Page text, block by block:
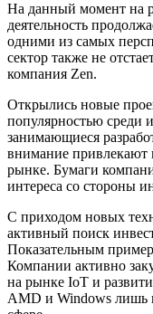
На данный момент на
деятельность
одними из самых
сектор также не
компания Zen.
Открылись новые
популярностью среди
занимающиеся
внимание привлекают
рынке. Бумаги
интереса со стороны
С приходом новых
активный поиск
Показательным
Компании активно
на рынке IoT и
AMD и Windows лишь